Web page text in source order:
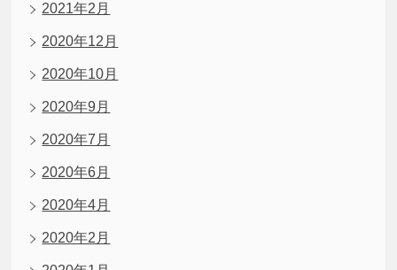
2021年2月
2020年12月
2020年10月
2020年9月
2020年7月
2020年6月
2020年4月
2020年2月